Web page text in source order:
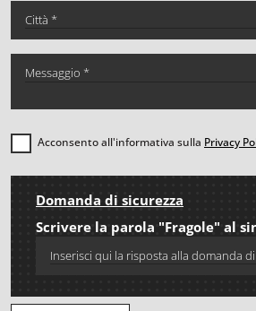
Acconsento all'informativa sulla Privacy
Domanda di sicurezza
Scrivere la parola "Fragole" al